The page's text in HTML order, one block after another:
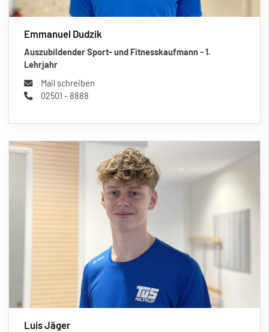
Emmanuel Dudzik
Auszubildender Sport- und Fitnesskaufmann - 1.
Lehrjahr
Mail schreiben
02501 - 8888
Luis Jäger